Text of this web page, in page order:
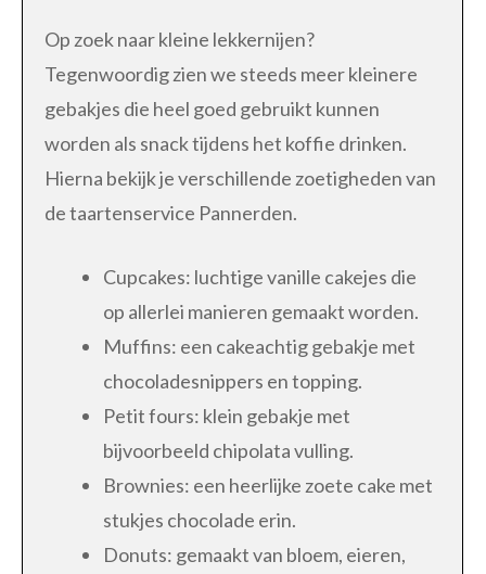
Op zoek naar kleine lekkernijen?
Tegenwoordig zien we steeds meer kleinere
gebakjes die heel goed gebruikt kunnen
worden als snack tijdens het koffie drinken.
Hierna bekijk je verschillende zoetigheden van
de taartenservice Pannerden.
Cupcakes: luchtige vanille cakejes die
op allerlei manieren gemaakt worden.
Muffins: een cakeachtig gebakje met
chocoladesnippers en topping.
Petit fours: klein gebakje met
bijvoorbeeld chipolata vulling.
Brownies: een heerlijke zoete cake met
stukjes chocolade erin.
Donuts: gemaakt van bloem, eieren,